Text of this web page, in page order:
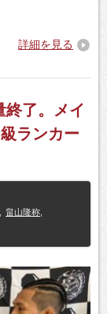
詳細を見る
終了。メイ
ランカー
畠山隆称